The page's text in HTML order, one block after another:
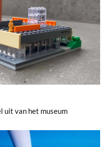
uit van het museum